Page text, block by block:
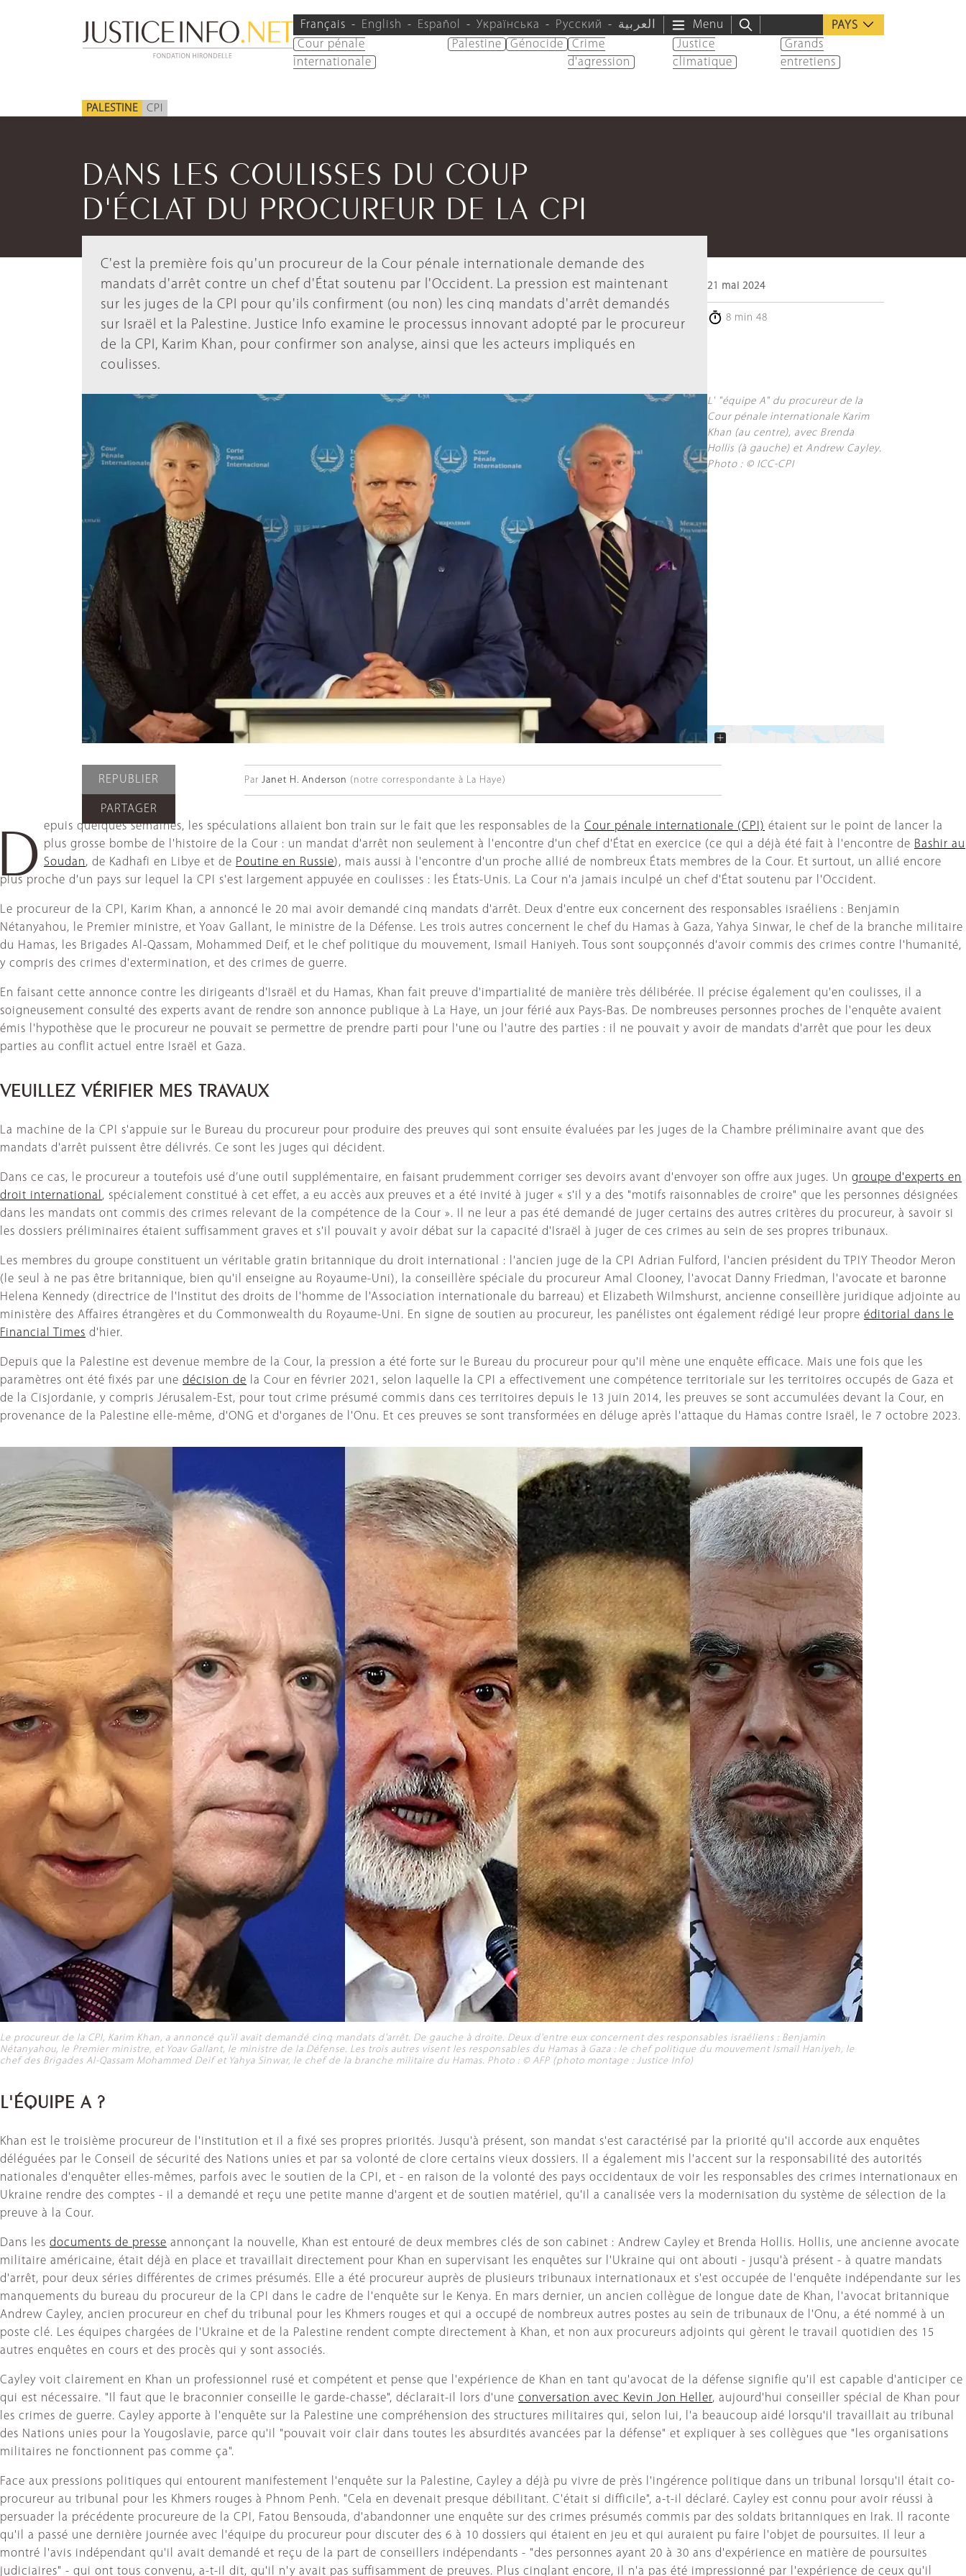
Français English Español Українська Русский العربية Menu
PAYS
Cour pénale
internationale
Palestine Génocide
Crime
d'agression
Justice
climatique
Grands
entretiens
PALESTINE CPI
DANS LES COULISSES DU COUP
D'ÉCLAT DU PROCUREUR DE LA CPI
C'est la première fois qu'un procureur de la Cour pénale internationale demande des
mandats d'arrêt contre un chef d'État soutenu par l'Occident. La pression est maintenant
sur les juges de la CPI pour qu'ils confirment (ou non) les cinq mandats d'arrêt demandés
sur Israël et la Palestine. Justice Info examine le processus innovant adopté par le procureur
de la CPI, Karim Khan, pour confirmer son analyse, ainsi que les acteurs impliqués en
coulisses.
21 mai 2024
8 min 48
L' "équipe A" du procureur de la
Cour pénale internationale Karim
Khan (au centre), avec Brenda
Hollis (à gauche) et Andrew Cayley.
Photo : © ICC-CPI
+
REPUBLIER
PARTAGER
Par Janet H. Anderson (notre correspondante à La Haye)
epuis quelques semaines, les spéculations allaient bon train sur le fait que les responsables de la Cour pénale internationale (CPI) étaient sur le point de lancer la
plus grosse bombe de l'histoire de la Cour : un mandat d'arrêt non seulement à l'encontre d'un chef d'État en exercice (ce qui a déjà été fait à l'encontre de Bashir au
Soudan, de Kadhafi en Libye et de Poutine en Russie), mais aussi à l'encontre d'un proche allié de nombreux États membres de la Cour. Et surtout, un allié encore
plus proche d'un pays sur lequel la CPI s'est largement appuyée en coulisses : les États-Unis. La Cour n'a jamais inculpé un chef d'État soutenu par l'Occident.
Le procureur de la CPI, Karim Khan, a annoncé le 20 mai avoir demandé cinq mandats d'arrêt. Deux d'entre eux concernent des responsables israéliens : Benjamin
Nétanyahou, le Premier ministre, et Yoav Gallant, le ministre de la Défense. Les trois autres concernent le chef du Hamas à Gaza, Yahya Sinwar, le chef de la branche militaire
du Hamas, les Brigades Al-Qassam, Mohammed Deif, et le chef politique du mouvement, Ismail Haniyeh. Tous sont soupçonnés d'avoir commis des crimes contre l'humanité,
y compris des crimes d'extermination, et des crimes de guerre.
En faisant cette annonce contre les dirigeants d'Israël et du Hamas, Khan fait preuve d'impartialité de manière très délibérée. Il précise également qu'en coulisses, il a
soigneusement consulté des experts avant de rendre son annonce publique à La Haye, un jour férié aux Pays-Bas. De nombreuses personnes proches de l'enquête avaient
émis l'hypothèse que le procureur ne pouvait se permettre de prendre parti pour l'une ou l'autre des parties : il ne pouvait y avoir de mandats d'arrêt que pour les deux
parties au conflit actuel entre Israël et Gaza.
VEUILLEZ VÉRIFIER MES TRAVAUX
La machine de la CPI s'appuie sur le Bureau du procureur pour produire des preuves qui sont ensuite évaluées par les juges de la Chambre préliminaire avant que des
mandats d'arrêt puissent être délivrés. Ce sont les juges qui décident.
Dans ce cas, le procureur a toutefois usé d’une outil supplémentaire, en faisant prudemment corriger ses devoirs avant d'envoyer son offre aux juges. Un groupe d'experts en
droit international , spécialement constitué à cet effet, a eu accès aux preuves et a été invité à juger « s'il y a des "motifs raisonnables de croire" que les personnes désignées
dans les mandats ont commis des crimes relevant de la compétence de la Cour ». Il ne leur a pas été demandé de juger certains des autres critères du procureur, à savoir si
les dossiers préliminaires étaient suffisamment graves et s'il pouvait y avoir débat sur la capacité d'Israël à juger de ces crimes au sein de ses propres tribunaux.
Les membres du groupe constituent un véritable gratin britannique du droit international : l'ancien juge de la CPI Adrian Fulford, l'ancien président du TPIY Theodor Meron
(le seul à ne pas être britannique, bien qu'il enseigne au Royaume-Uni), la conseillère spéciale du procureur Amal Clooney, l'avocat Danny Friedman, l'avocate et baronne
Helena Kennedy (directrice de l'Institut des droits de l'homme de l'Association internationale du barreau) et Elizabeth Wilmshurst, ancienne conseillère juridique adjointe au
ministère des Affaires étrangères et du Commonwealth du Royaume-Uni. En signe de soutien au procureur, les panélistes ont également rédigé leur propre éditorial dans le
Financial Times d'hier.
Depuis que la Palestine est devenue membre de la Cour, la pression a été forte sur le Bureau du procureur pour qu'il mène une enquête efficace. Mais une fois que les
paramètres ont été fixés par une décision de la Cour en février 2021, selon laquelle la CPI a effectivement une compétence territoriale sur les territoires occupés de Gaza et
de la Cisjordanie, y compris Jérusalem-Est, pour tout crime présumé commis dans ces territoires depuis le 13 juin 2014, les preuves se sont accumulées devant la Cour, en
provenance de la Palestine elle-même, d'ONG et d'organes de l'Onu. Et ces preuves se sont transformées en déluge après l'attaque du Hamas contre Israël, le 7 octobre 2023.
Le procureur de la CPI, Karim Khan, a annoncé qu'il avait demandé cinq mandats d'arrêt. De gauche à droite. Deux d'entre eux concernent des responsables israéliens : Benjamin
Nétanyahou, le Premier ministre, et Yoav Gallant, le ministre de la Défense. Les trois autres visent les responsables du Hamas à Gaza : le chef politique du mouvement Ismaïl Haniyeh, le
chef des Brigades Al-Qassam Mohammed Deif et Yahya Sinwar, le chef de la branche militaire du Hamas. Photo : © AFP (photo montage : Justice Info)
L'ÉQUIPE A ?
Khan est le troisième procureur de l'institution et il a fixé ses propres priorités. Jusqu'à présent, son mandat s'est caractérisé par la priorité qu'il accorde aux enquêtes
déléguées par le Conseil de sécurité des Nations unies et par sa volonté de clore certains vieux dossiers. Il a également mis l'accent sur la responsabilité des autorités
nationales d'enquêter elles-mêmes, parfois avec le soutien de la CPI, et - en raison de la volonté des pays occidentaux de voir les responsables des crimes internationaux en
Ukraine rendre des comptes - il a demandé et reçu une petite manne d'argent et de soutien matériel, qu'il a canalisée vers la modernisation du système de sélection de la
preuve à la Cour.
Dans les documents de presse annonçant la nouvelle, Khan est entouré de deux membres clés de son cabinet : Andrew Cayley et Brenda Hollis. Hollis, une ancienne avocate
militaire américaine, était déjà en place et travaillait directement pour Khan en supervisant les enquêtes sur l'Ukraine qui ont abouti - jusqu'à présent - à quatre mandats
d'arrêt, pour deux séries différentes de crimes présumés. Elle a été procureur auprès de plusieurs tribunaux internationaux et s'est occupée de l'enquête indépendante sur les
manquements du bureau du procureur de la CPI dans le cadre de l'enquête sur le Kenya. En mars dernier, un ancien collègue de longue date de Khan, l'avocat britannique
Andrew Cayley, ancien procureur en chef du tribunal pour les Khmers rouges et qui a occupé de nombreux autres postes au sein de tribunaux de l'Onu, a été nommé à un
poste clé. Les équipes chargées de l'Ukraine et de la Palestine rendent compte directement à Khan, et non aux procureurs adjoints qui gèrent le travail quotidien des 15
autres enquêtes en cours et des procès qui y sont associés.
Cayley voit clairement en Khan un professionnel rusé et compétent et pense que l'expérience de Khan en tant qu'avocat de la défense signifie qu'il est capable d'anticiper ce
qui est nécessaire. "Il faut que le braconnier conseille le garde-chasse", déclarait-il lors d'une conversation avec Kevin Jon Heller, aujourd'hui conseiller spécial de Khan pour
les crimes de guerre. Cayley apporte à l'enquête sur la Palestine une compréhension des structures militaires qui, selon lui, l'a beaucoup aidé lorsqu'il travaillait au tribunal
des Nations unies pour la Yougoslavie, parce qu'il "pouvait voir clair dans toutes les absurdités avancées par la défense" et expliquer à ses collègues que "les organisations
militaires ne fonctionnent pas comme ça".
Face aux pressions politiques qui entourent manifestement l'enquête sur la Palestine, Cayley a déjà pu vivre de près l'ingérence politique dans un tribunal lorsqu'il était co-
procureur au tribunal pour les Khmers rouges à Phnom Penh. "Cela en devenait presque débilitant. C'était si difficile", a-t-il déclaré. Cayley est connu pour avoir réussi à
persuader la précédente procureure de la CPI, Fatou Bensouda, d'abandonner une enquête sur des crimes présumés commis par des soldats britanniques en Irak. Il raconte
qu'il a passé une dernière journée avec l'équipe du procureur pour discuter des 6 à 10 dossiers qui étaient en jeu et qui auraient pu faire l'objet de poursuites. Il leur a
montré l'avis indépendant qu'il avait demandé et reçu de la part de conseillers indépendants - "des personnes ayant 20 à 30 ans d'expérience en matière de poursuites
judiciaires" - qui ont tous convenu, a-t-il dit, qu'il n'y avait pas suffisamment de preuves. Plus cinglant encore, il n'a pas été impressionné par l'expérience de ceux qu'il